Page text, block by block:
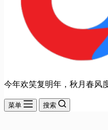
今年欢笑复明年，秋月春风
菜单 搜索